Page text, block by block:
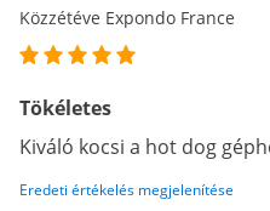
Közzétéve Expondo France
Tökéletes
Kiváló kocsi a hot dog
Eredeti értékelés megjelenítése